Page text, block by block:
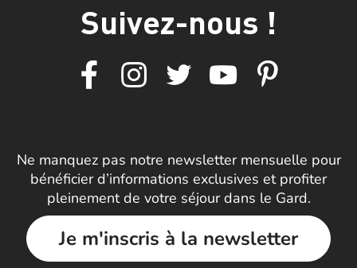
Suivez-nous !
Ne manquez pas notre newsletter mensuelle pour
bénéficier d’informations exclusives et profiter
pleinement de votre séjour dans le Gard.
Je m'inscris à la newsletter